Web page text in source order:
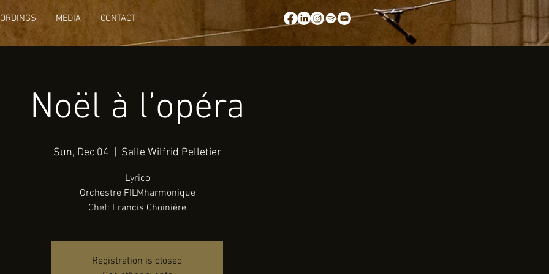
MEDIA CONTACT
Noël à l’opéra
Sun, Dec 04 Salle Wilfrid Pelletier
Lyrico
Orchestre FILMharmonique
Chef: Francis Choinière
Registration is closed